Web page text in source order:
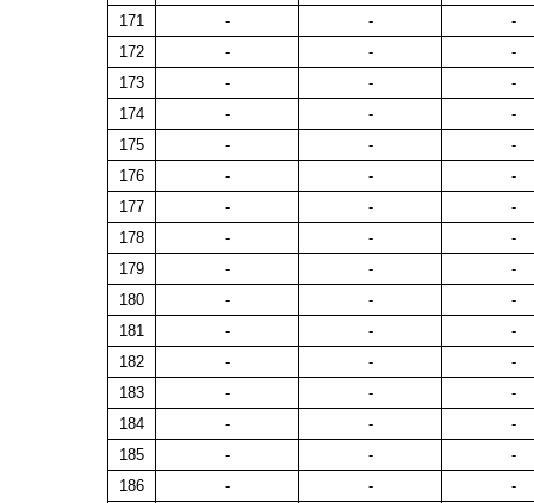
171
- -
-
172
- -
-
173
- -
-
174
- -
-
175
- -
-
176
- -
-
177
- -
-
178
- -
-
179
- -
-
180
- -
-
181
- -
-
182
- -
-
183
- -
-
184
- -
-
185
- -
-
186
- -
-